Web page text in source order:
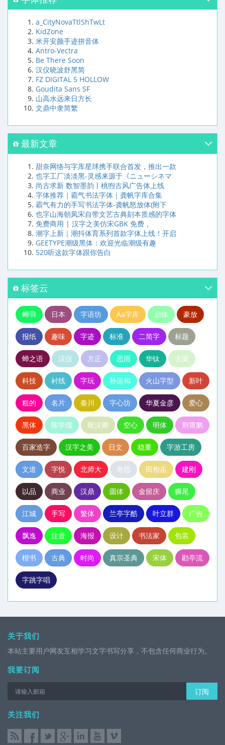
a_CityNovaTtlShTwLt
KidZone
米开安颜手迹拼音体
Antro-Vectra
Be There Soon
汉仪晓波舒黑简
FZ DIGITAL 5 HOLLOW
Goudita Sans SF
山高水远来日方长
文鼎中隶简繁
最新文章
甜奈网络与字库星球携手联合首发，推出一款
也字工厂淡淡黑-灵感来源于《ニューシネマ
尚古求新 数智墨韵丨桃煦古风广告体上线
字体推荐｜霸气书法字体｜龚帆字库合集
霸气有力的手写书法字体-龚帆怒放体(附下
也字山海朝凤宋自带文艺古典刻本质感的字体
免费商用 | 汉字之美仿宋GBK 免费，
潮字上新｜潮抖体育系列首款字体上线！开启
GEETYPE潮级黑体：欢迎光临潮级有趣
520听这款字体跟你告白
标签云
蝉羽 日本 字语坊 Aa字库 启体 豪放
报纸 趣味 字迹 标准 二简字 标题
蝉之语 汉仪 方正 思雨 华钛 大梁
科技 衬线 字玩 孙运和 火山字型 新叶
粗的 名片 秦川 字心坊 华夏金彦 爱心
黑体 陈学儒 敬汉卿 空心 明体 荆霄鹏
百家造字 汉字之美 日文 稳重 字游工房
文道 字悦 北师大 奇思 田相岳 建刚
以品 商业 汉鼎 圆体 金留庆 狮尾
江城 手写 繁体 兰亭字酷 叶立群 广告
飘逸 注音 海报 设计 书法家 包装
楷书 古典 时尚 真宗圣典 宋体 勘亭流
字跳字唱
关于我们
本站主要用户网友互相学习文字书写分享，不包含任何商业行为。
我要订阅
订阅
关注我们